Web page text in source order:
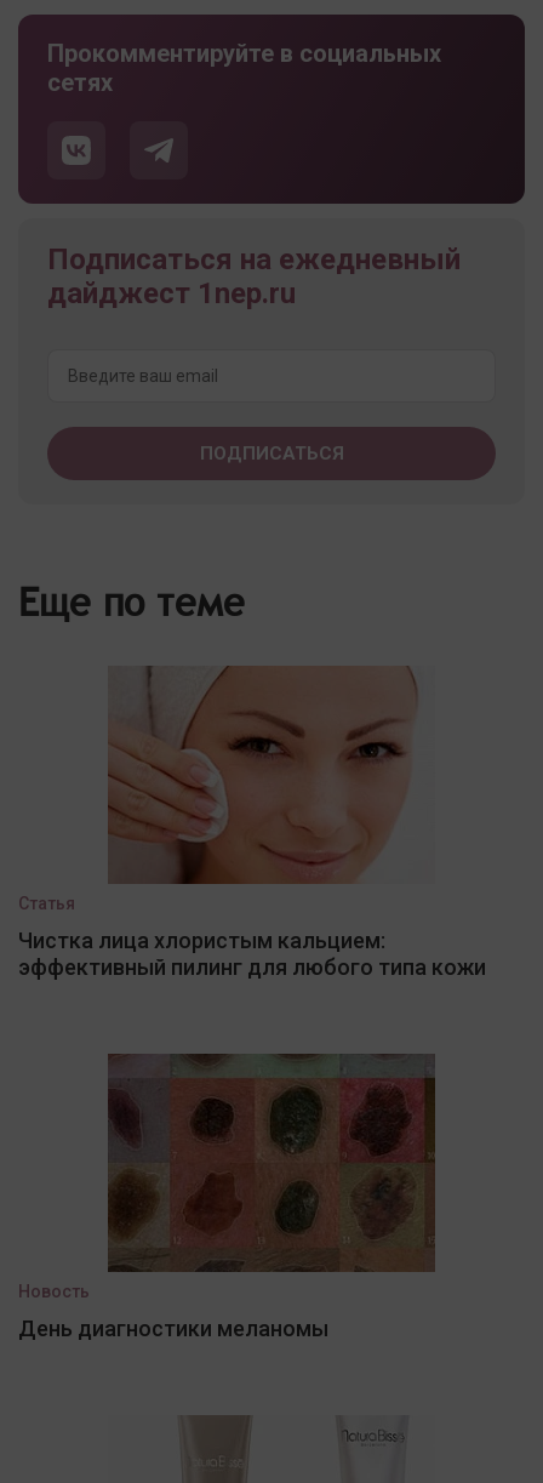
Прокомментируйте в социальных
сетях
Подписаться на ежедневный
дайджест 1nep.ru
Еще по теме
Статья
Чистка лица хлористым кальцием:
эффективный пилинг для любого типа кожи
Новость
День диагностики меланомы